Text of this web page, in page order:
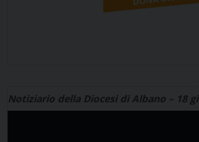
Notiziario della Diocesi di Albano – 18